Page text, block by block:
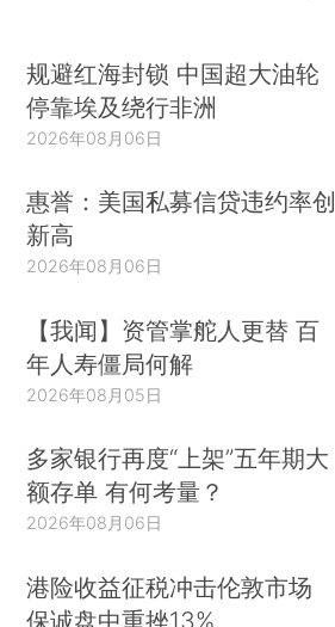
规避红海封锁 中国超大油轮
停靠埃及绕行非洲
2026年08月06日
惠誉：美国私募信贷违约率创
新高
2026年08月06日
【我闻】资管掌舵人更替 百
年人寿僵局何解
2026年08月05日
多家银行再度“上架”五年期大
额存单 有何考量？
2026年08月06日
港险收益征税冲击伦敦市场
保诚盘中重挫13%